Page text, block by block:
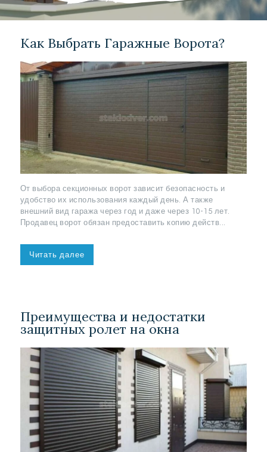
Как Выбрать Гаражные Ворота?
От выбора секционных ворот зависит безопасность и
удобство их использования каждый день. А также
внешний вид гаража через год и даже через 10-15 лет.
Продавец ворот обязан предоставить копию действ...
Читать далее
Преимущества и недостатки
защитных ролет на окна